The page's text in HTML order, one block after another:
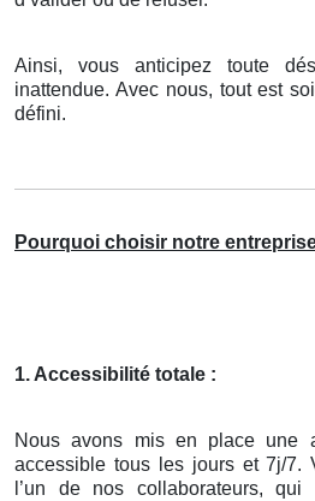
Ainsi, vous anticipez toute
inattendue. Avec nous, tout est
défini.
Pourquoi choisir notre
1. Accessibilité totale :
Nous avons mis en place une
accessible tous les jours et 7j/7.
l’un de nos collaborateurs,